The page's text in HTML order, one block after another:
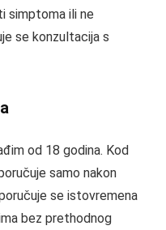
simptoma ili ne
se konzultacija s
od 18 godina. Kod
samo nakon
se istovremena
bez prethodnog